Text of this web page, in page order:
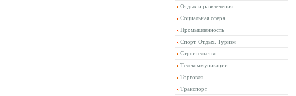
Отдых и развлечения
Социальная сфера
Промышленность
Спорт. Отдых. Туризм
Строительство
Телекоммуникации
Торговля
Транспорт